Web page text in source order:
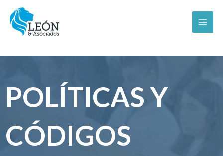
contenido
POLÍTICAS Y
CÓDIGOS